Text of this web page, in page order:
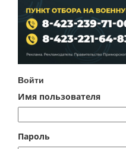
Войти
Имя пользователя
Пароль